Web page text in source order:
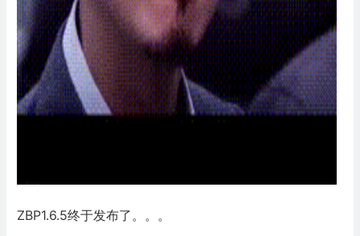
ZBP1.6.5终于发布了。。。